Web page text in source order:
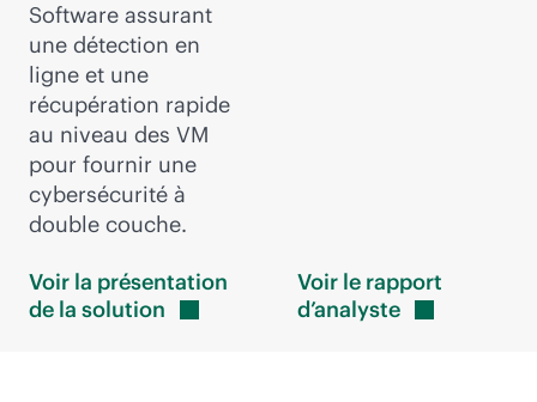
Software assurant
une détection en
ligne et une
récupération rapide
au niveau des VM
pour fournir une
cybersécurité à
double couche.
Voir la présentation
de la solution
Voir le rapport
d’analyste